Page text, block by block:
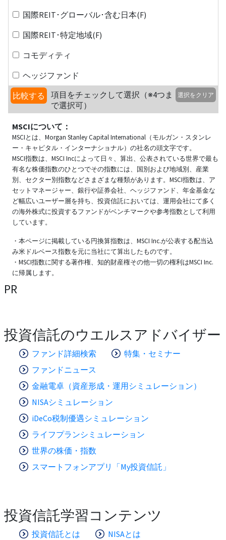
国際REIT･グローバル･含む日本(F)
国際REIT･特定地域(F)
コモディティ
ヘッジファンド
比較する
項目をチェックして選択（※4つま
で選択可）
選択をクリア
MSCIについて：
MSCIとは、Morgan Stanley Capital International（モルガン・スタンレ
ー・キャピタル・インターナショナル）の社名の頭文字です。
MSCI指数は、MSCI Incによって日々、算出、公表されている世界で最も
有名な株価指数のひとつでその指数には、国別および地域別、産業
別、セクター別指数などさまざまな種類があります。MSCI指数は、ア
セットマネージャー、銀行や証券会社、ヘッジファンド、年金基金な
ど幅広いユーザー層を持ち、投資信託においては、運用会社にて多く
の海外株式に投資するファンドがベンチマークや参考指数として利用
しています。
・本ページに掲載している円換算指数は、MSCI Inc.が公表する配当込
み米ドルベース指数を元に当社にて算出したものです。
・MSCI指数に関する著作権、知的財産権その他一切の権利はMSCI Inc.
に帰属します。
PR
投資信託のウエルスアドバイザー
ファンド詳細検索
特集・セミナー
ファンドニュース
金融電卓（資産形成・運用シミュレーション）
NISAシミュレーション
iDeCo税制優遇シミュレーション
ライフプランシミュレーション
世界の株価・指数
スマートフォンアプリ「My投資信託」
投資信託学習コンテンツ
投資信託とは NISAとは